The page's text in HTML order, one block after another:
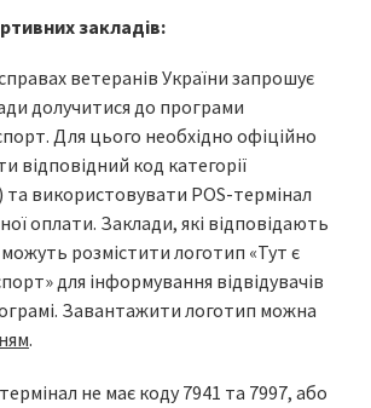
закладів:
ветеранів України запрошує
долучитися до програми
Для цього необхідно офіційно
відповідний код категорії
використовувати POS-термінал
оплати. Заклади, які відповідають
розмістити логотип «Тут є
для інформування відвідувачів
Завантажити логотип можна
.
не має коду 7941 та 7997, або